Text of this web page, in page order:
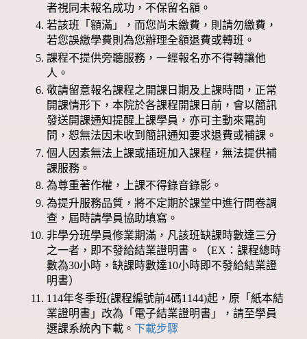
者視同未報名成功，不保留名額。
若該班「額滿」，而您尚未繳費，則請勿繳費，
若您誤繳學費則為您辦理全額退費或轉班。
課程不提供旁聽服務，一經報名亦不得轉讓他
人。
敬請留意報名課程之開課日期及上課時間，正常
開課情形下，本院於各課程開課日前，會以簡訊
發送開課通知提醒上課學員，亦可主動來電詢
問，恕無法因未收到簡訊通知要求退費或補課。
個人因素無法上課或插班加入課程，無法提供補
課服務。
為尊重著作權，上課不得錄音錄影。
為提升服務品質，將不定期於課堂中進行問卷調
查，屆時請學員協助填寫。
非學分班學員修業期滿，凡該班缺課時數達三分
之一者，即不發給結業證明書。（EX：課程總時
數為30小時，缺課時數達10小時即不發給結業證
明書）
114年冬季班(課程編號前4碼1144)起，原「紙本結
業證明書」改為「電子結業證明書」，請至學員
選課系統內下載。 下載步驟